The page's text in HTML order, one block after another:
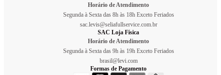
Horário de Atendimento
Segunda à Sexta das 8h às 18h Exceto Feriados
sac.levis@seliafullservice.com.br
SAC Loja Física
Horário de Atendimento
Segunda à Sexta das 9h às 19h Exceto Feriados
brasil@levi.com
Formas de Pagamento